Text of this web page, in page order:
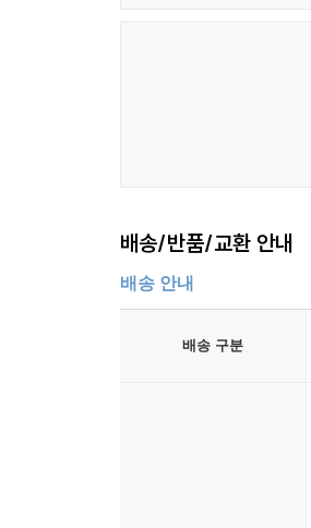
정책과제 10) 평화와 통일
7. 기본 전략(strategy) 279
8. 본 교단의 노회나 시
10. 구체적 시행계획을 세
7부 기독교 사회봉사 실
전망은 어두운 상황이
이생에서와 내생에서의
전진할 수 있을 것이라 생
가장 강력한 전도는 사
예수 그리스도께서 찾아
우리는 그 하나님의 사
보듯 주님의 사랑을 체
필요하다. 그 사랑이 진
한다 해도 사랑이 없으면
배송/반품/교환 안내
배송 안내
배송 구분